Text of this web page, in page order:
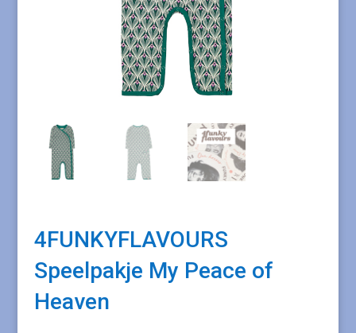
4FUNKYFLAVOURS
Speelpakje My Peace of
Heaven